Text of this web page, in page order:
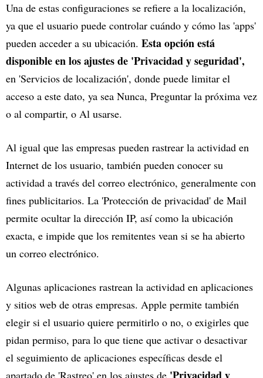
Una de estas configuraciones se refiere a la localización,
ya que el usuario puede controlar cuándo y cómo las 'apps'
pueden acceder a su ubicación. Esta opción está
disponible en los ajustes de 'Privacidad y seguridad',
en 'Servicios de localización', donde puede limitar el
acceso a este dato, ya sea Nunca, Preguntar la próxima vez
o al compartir, o Al usarse.
Al igual que las empresas pueden rastrear la actividad en
Internet de los usuario, también pueden conocer su
actividad a través del correo electrónico, generalmente con
fines publicitarios. La 'Protección de privacidad' de Mail
permite ocultar la dirección IP, así como la ubicación
exacta, e impide que los remitentes vean si se ha abierto
un correo electrónico.
Algunas aplicaciones rastrean la actividad en aplicaciones
y sitios web de otras empresas. Apple permite también
elegir si el usuario quiere permitirlo o no, o exigirles que
pidan permiso, para lo que tiene que activar o desactivar
el seguimiento de aplicaciones específicas desde el